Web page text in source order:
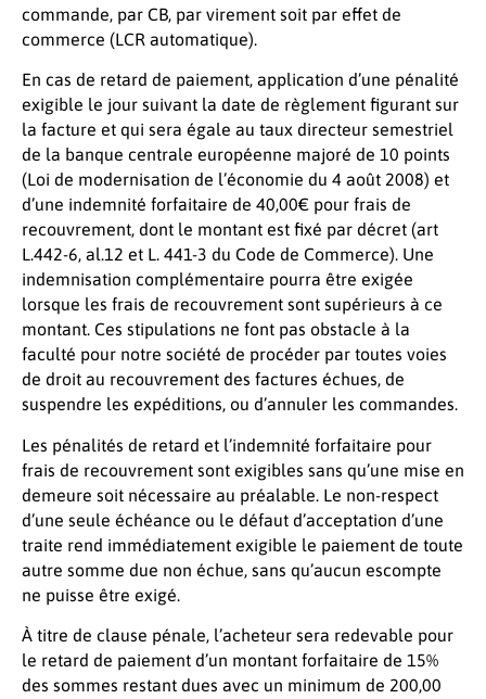
commande, par CB, par virement soit par effet de
commerce (LCR automatique).
En cas de retard de paiement, application d’une pénalité
exigible le jour suivant la date de règlement figurant sur
la facture et qui sera égale au taux directeur semestriel
de la banque centrale européenne majoré de 10 points
(Loi de modernisation de l’économie du 4 août 2008) et
d’une indemnité forfaitaire de 40,00€ pour frais de
recouvrement, dont le montant est fixé par décret (art
L.442-6, al.12 et L. 441-3 du Code de Commerce). Une
indemnisation complémentaire pourra être exigée
lorsque les frais de recouvrement sont supérieurs à ce
montant. Ces stipulations ne font pas obstacle à la
faculté pour notre société de procéder par toutes voies
de droit au recouvrement des factures échues, de
suspendre les expéditions, ou d’annuler les commandes.
Les pénalités de retard et l’indemnité forfaitaire pour
frais de recouvrement sont exigibles sans qu’une mise en
demeure soit nécessaire au préalable. Le non-respect
d’une seule échéance ou le défaut d’acceptation d’une
traite rend immédiatement exigible le paiement de toute
autre somme due non échue, sans qu’aucun escompte
ne puisse être exigé.
À titre de clause pénale, l’acheteur sera redevable pour
le retard de paiement d’un montant forfaitaire de 15%
des sommes restant dues avec un minimum de 200,00